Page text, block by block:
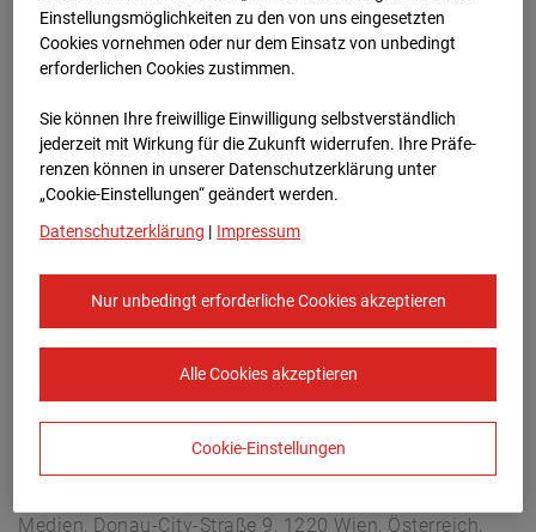
Zur Übersicht
Europe/Berlin
Medien, Donau-City-Straße 9, 1220 Wien, Österreich,
Einstellungsmöglichkeiten zu den von uns eingesetzten
Cookies vornehmen oder nur dem Einsatz von unbedingt
erforderlichen Cookies zustimmen.
Sie können Ihre freiwillige Einwilligung selbstverständlich
jederzeit mit Wirkung für die Zukunft widerrufen. Ihre Prä­fe­
renzen können in unserer Datenschutzerklärung unter
„Cookie-Einstellungen“ geändert werden.
Datenschutzerklärung | Impressum
Nur unbedingt erforderliche Cookies akzeptieren
Alle Cookies akzeptieren
Cookie-Einstellungen